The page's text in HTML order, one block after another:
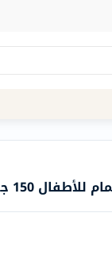
150 جرام